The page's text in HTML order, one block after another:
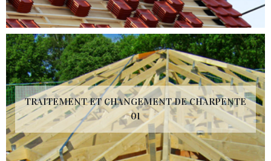
TRAITEMENT ET CHANGEMENT DE CHARPENTE
01